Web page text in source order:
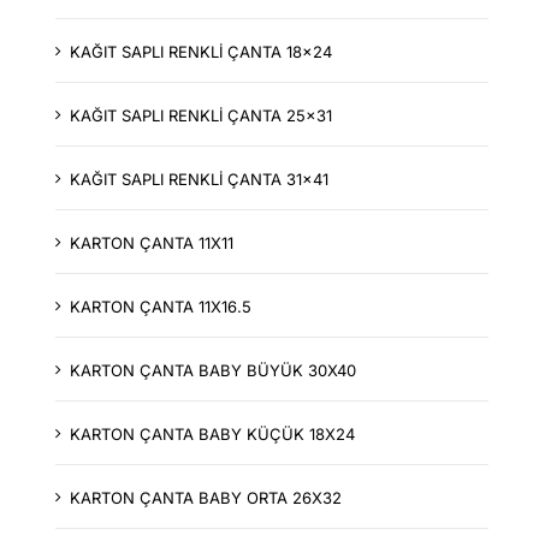
KAĞIT SAPLI RENKLİ ÇANTA 18x24
KAĞIT SAPLI RENKLİ ÇANTA 25x31
KAĞIT SAPLI RENKLİ ÇANTA 31x41
KARTON ÇANTA 11X11
KARTON ÇANTA 11X16.5
KARTON ÇANTA BABY BÜYÜK 30X40
KARTON ÇANTA BABY KÜÇÜK 18X24
KARTON ÇANTA BABY ORTA 26X32